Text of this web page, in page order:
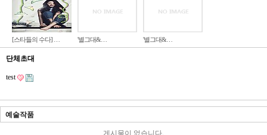
[스타들의 수다] … '별그대&… '별그대&…
단체초대
test
예술작품
게시물이 없습니다.